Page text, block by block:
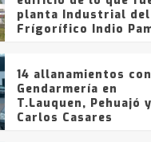
planta Industrial del
Frígorífico Indio
14 allanamientos con
Gendarmería en
T.Lauquen, Pehuajó y
Carlos Casares